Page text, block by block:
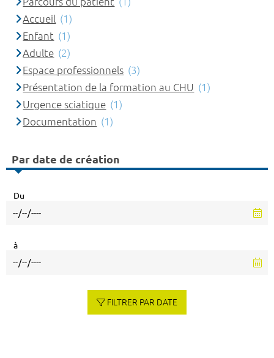
Accueil (1)
Enfant (1)
Adulte (2)
Espace professionnels (3)
Présentation de la formation au CHU (1)
Urgence sciatique (1)
Documentation (1)
Par date de création
Du
à
FILTRER PAR DATE